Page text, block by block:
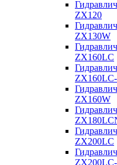
ZX120
ZX130W
ZX160LC
ZX160W
ZX200LC